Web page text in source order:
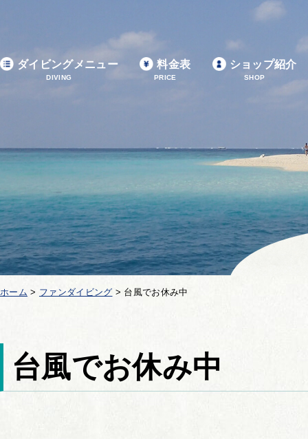
ダイビングメニュー
DIVING
料金表
PRICE
ショップ紹介
SHOP
ホーム > ファンダイビング > 台風でお休み中
台風でお休み中